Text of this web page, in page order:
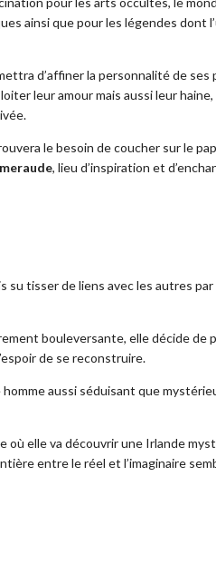
ainsi que pour les légendes dont
d’affiner la personnalité de ses
leur amour mais aussi leur haine,
le besoin de coucher sur le
, lieu d’inspiration et
su tisser de liens avec les autres
bouleversante, elle décide de
de se reconstruire.
homme aussi séduisant que
où elle va découvrir une Irlande
entre le réel et l’imaginaire